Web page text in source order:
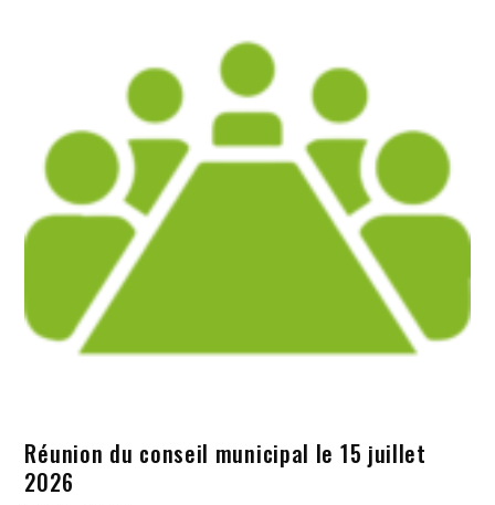
Réunion du conseil municipal le 15 juillet
2026